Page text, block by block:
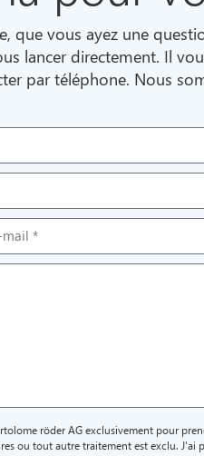
que vous ayez une
lancer directement. Il
par téléphone. Nous
röder AG exclusivement pour
ou tout autre traitement est exclu. J'ai